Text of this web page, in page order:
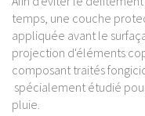
temps, une couche
appliquée avant le
projection d'éléments
composant traités
spécialement étudié
pluie.